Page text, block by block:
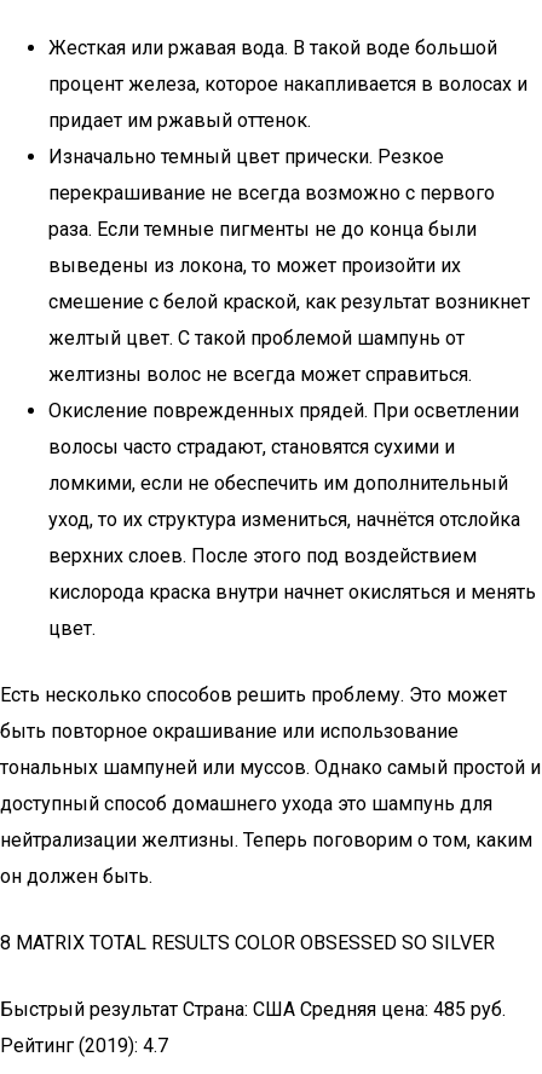
Жесткая или ржавая вода. В такой воде большой
процент железа, которое накапливается в волосах и
придает им ржавый оттенок.
Изначально темный цвет прически. Резкое
перекрашивание не всегда возможно с первого
раза. Если темные пигменты не до конца были
выведены из локона, то может произойти их
смешение с белой краской, как результат возникнет
желтый цвет. С такой проблемой шампунь от
желтизны волос не всегда может справиться.
Окисление поврежденных прядей. При осветлении
волосы часто страдают, становятся сухими и
ломкими, если не обеспечить им дополнительный
уход, то их структура измениться, начнётся отслойка
верхних слоев. После этого под воздействием
кислорода краска внутри начнет окисляться и менять
цвет.
Есть несколько способов решить проблему. Это может
быть повторное окрашивание или использование
тональных шампуней или муссов. Однако самый простой и
доступный способ домашнего ухода это шампунь для
нейтрализации желтизны. Теперь поговорим о том, каким
он должен быть.
8 MATRIX TOTAL RESULTS COLOR OBSESSED SO SILVER
Быстрый результат Страна: США Средняя цена: 485 руб.
Рейтинг (2019): 4.7